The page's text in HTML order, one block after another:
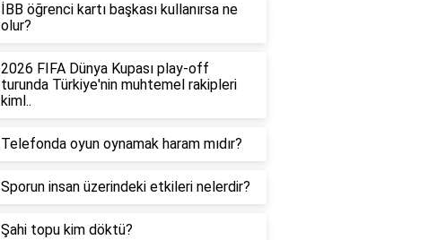
İBB öğrenci kartı başkası kullanırsa ne
olur?
2026 FIFA Dünya Kupası play-off
turunda Türkiye'nin muhtemel rakipleri
kiml..
Telefonda oyun oynamak haram mıdır?
Sporun insan üzerindeki etkileri nelerdir?
Şahi topu kim döktü?